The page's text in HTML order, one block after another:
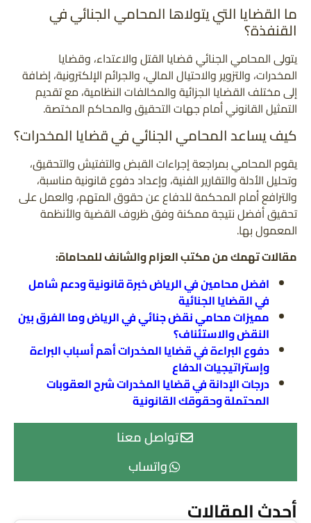
تواصل معنا
واتساب
أحدث المقالات
ما القضايا التي يتولاها المحامي الجنائي في
القنفذة؟
يتولى المحامي الجنائي قضايا القتل والاعتداء، وقضايا
المخدرات، والتزوير والاحتيال المالي، والجرائم الإلكترونية، إضافة
إلى مختلف القضايا الجزائية والمخالفات النظامية، مع تقديم
التمثيل القانوني أمام جهات التحقيق والمحاكم المختصة.
كيف يساعد المحامي الجنائي في قضايا المخدرات؟
يقوم المحامي بمراجعة إجراءات القبض والتفتيش والتحقيق،
وتحليل الأدلة والتقارير الفنية، وإعداد دفوع قانونية مناسبة،
والترافع أمام المحكمة للدفاع عن حقوق المتهم، والعمل على
تحقيق أفضل نتيجة ممكنة وفق ظروف القضية والأنظمة
المعمول بها.
مقالات تهمك من مكتب العزام والشانف للمحاماة:
افضل محامين في الرياض خبرة قانونية ودعم شامل
في القضايا الجنائية
مميزات محامي نقض جنائي في الرياض وما الفرق بين
النقض والاستئناف؟
دفوع البراءة في قضايا المخدرات أهم أسباب البراءة
وإستراتيجيات الدفاع
درجات الإدانة في قضايا المخدرات شرح العقوبات
المحتملة وحقوقك القانونية